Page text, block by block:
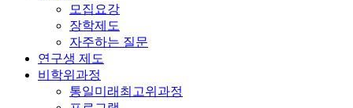
모집요강
장학제도
자주하는 질문
연구생 제도
비학위과정
통일미래최고위과정